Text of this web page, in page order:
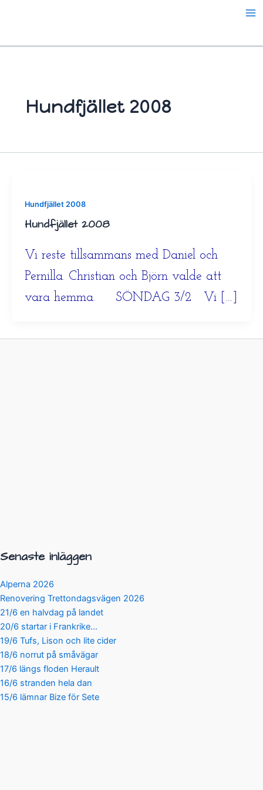
Hundfjället 2008
Hundfjället 2008
Hundfjället 2008
Vi reste tillsammans med Daniel och
Pernilla. Christian och Björn valde att
vara hemma. SÖNDAG 3/2 Vi […]
Senaste inläggen
Alperna 2026
Renovering Trettondagsvägen 2026
21/6 en halvdag på landet
20/6 startar i Frankrike…
19/6 Tufs, Lison och lite cider
18/6 norrut på småvägar
17/6 längs floden Herault
16/6 stranden hela dan
15/6 lämnar Bize för Sete